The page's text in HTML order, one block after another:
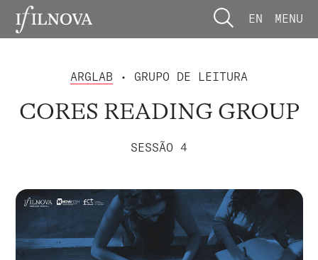
EN MENU
ARGLAB • GRUPO DE LEITURA
CORES READING GROUP
SESSÃO 4